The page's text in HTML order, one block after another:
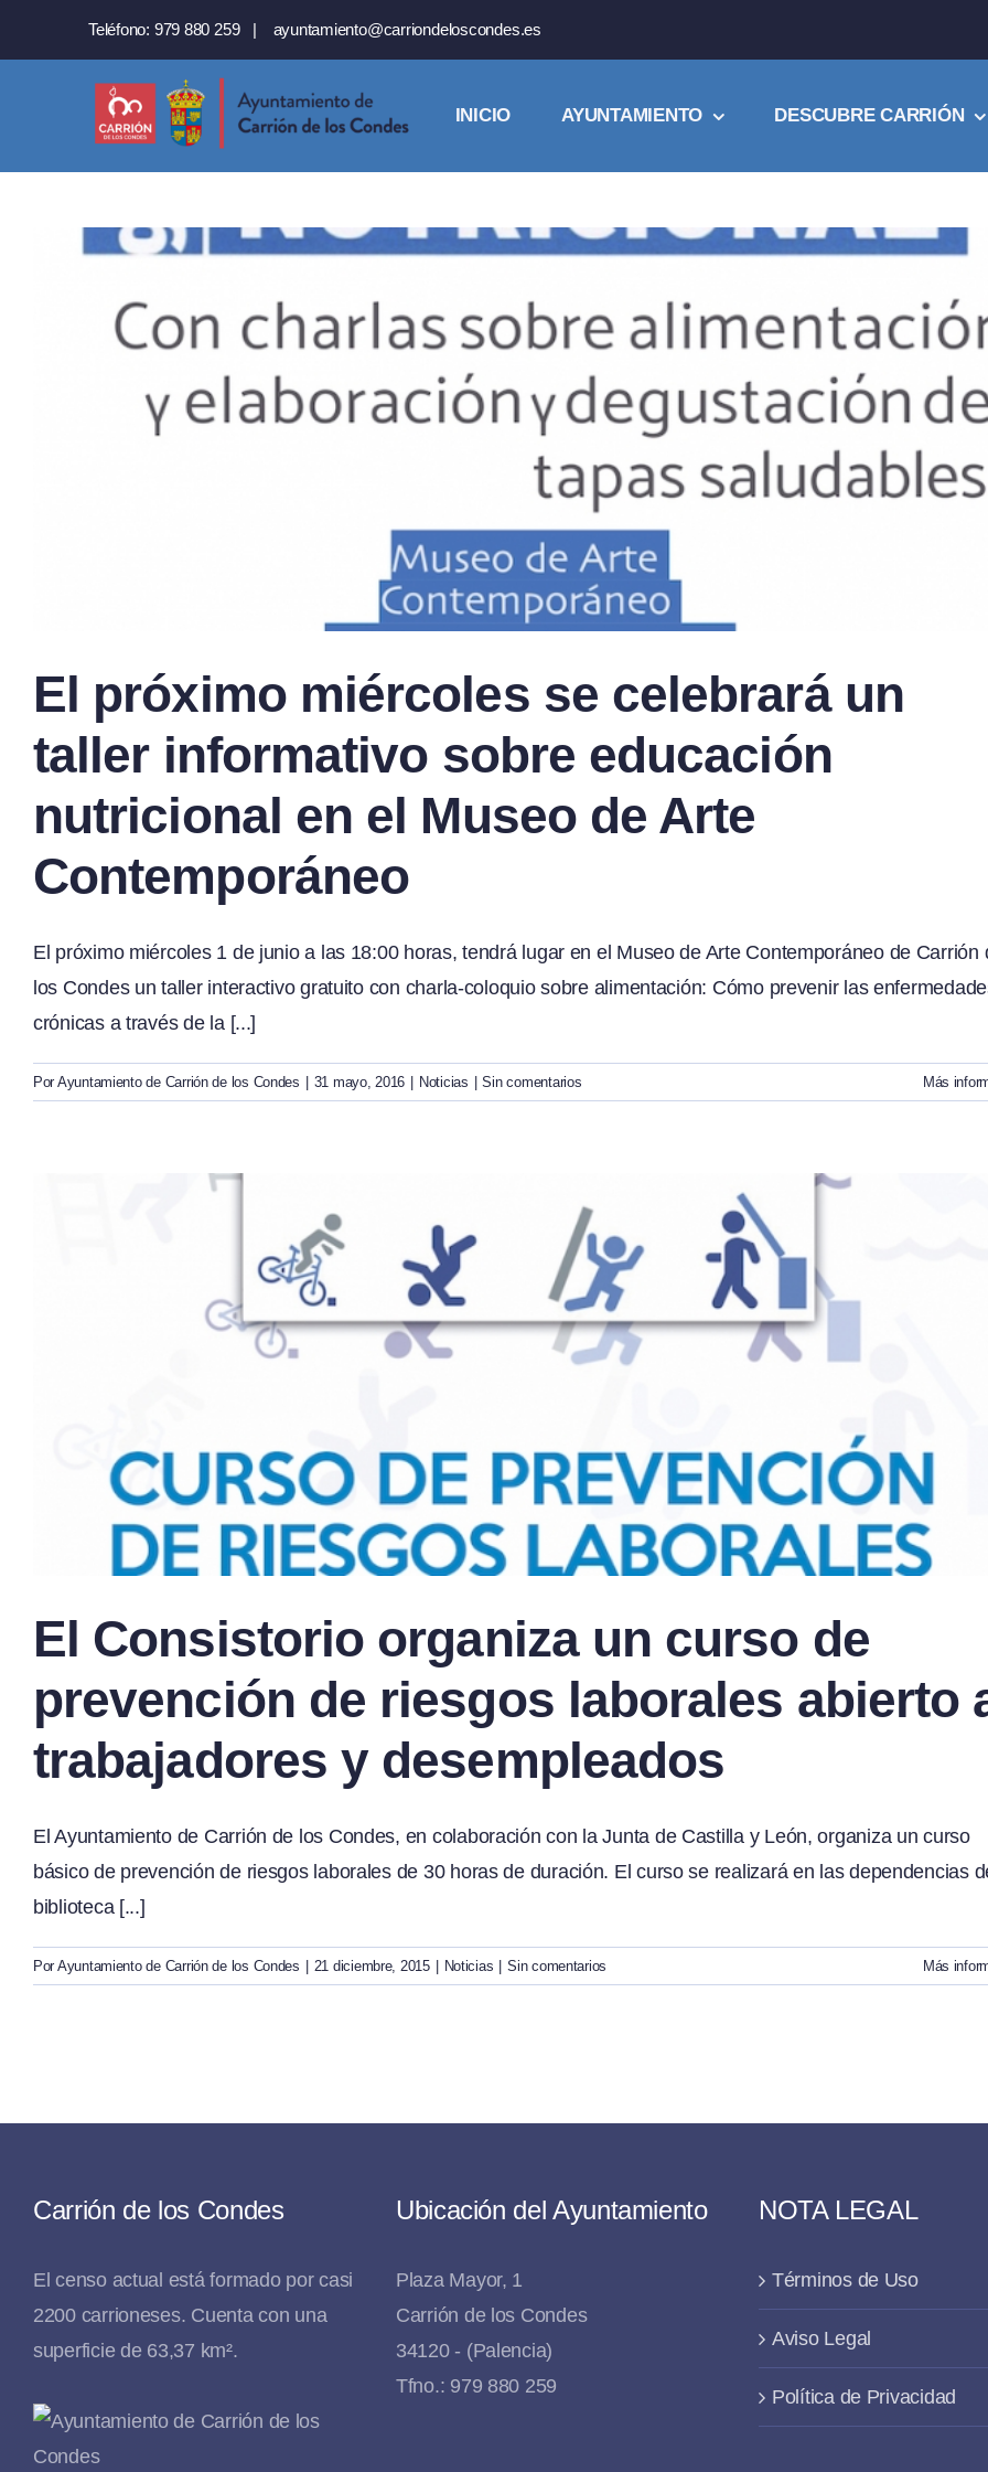
Teléfono: 979 880 259 | ayuntamiento@carriondeloscondes.es
INICIO AYUNTAMIENTO DESCUBRE CARRIÓN
El próximo miércoles se celebrará un
taller informativo sobre educación
nutricional en el Museo de Arte
Contemporáneo
El próximo miércoles 1 de junio a las 18:00 horas, tendrá lugar en el Museo de Arte Contemporáneo de Carrión
los Condes un taller interactivo gratuito con charla-coloquio sobre alimentación: Cómo prevenir las
crónicas a través de la [...]
Por Ayuntamiento de Carrión de los Condes 31 mayo, 2016 Noticias Sin comentarios Más
El Consistorio organiza un curso de
prevención de riesgos laborales abierto
trabajadores y desempleados
El Ayuntamiento de Carrión de los Condes, en colaboración con la Junta de Castilla y León, organiza un curso
básico de prevención de riesgos laborales de 30 horas de duración. El curso se realizará en las dependencias
biblioteca [...]
Por Ayuntamiento de Carrión de los Condes 21 diciembre, 2015 Noticias Sin comentarios Más
Carrión de los Condes
El censo actual está formado por casi
2200 carrioneses. Cuenta con una
superficie de 63,37 km².
Ubicación del Ayuntamiento
Plaza Mayor, 1
Carrión de los Condes
34120 - (Palencia)
Tfno.: 979 880 259
NOTA LEGAL
Términos de Uso
Aviso Legal
Política de Privacidad